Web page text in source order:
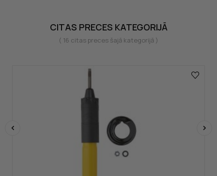
CITAS PRECES KATEGORIJĀ
( 16 citas preces šajā kategorijā )